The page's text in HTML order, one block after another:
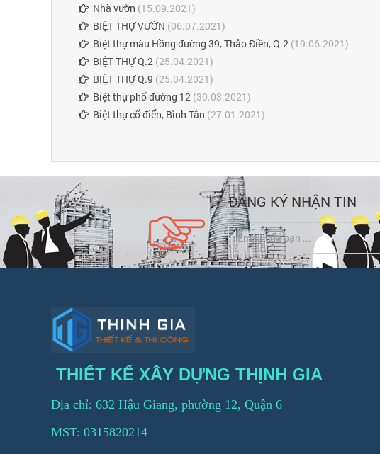
Nhà vườn (15.09.2021)
BIỆT THỰ VƯỜN (06.07.2021)
Biệt thự màu Hồng đường 39, Thảo Điền, Q.2 (19.06.2021)
BIỆT THỰ Q.2 (25.04.2021)
BIỆT THỰ Q.9 (25.04.2021)
Biệt thự phố đường 12 (30.03.2021)
Biệt thự cổ điển, Bình Tân (27.01.2021)
ĐĂNG KÝ NHẬN TIN
THIẾT KẾ XÂY DỰNG THỊNH GIA
Địa chỉ: 632 Hậu Giang, phường 12, Quận 6
MST: 0315820214